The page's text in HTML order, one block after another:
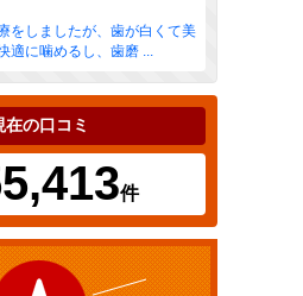
をしましたが、歯が白くて美
適に噛めるし、歯磨 ...
在の口コミ
件